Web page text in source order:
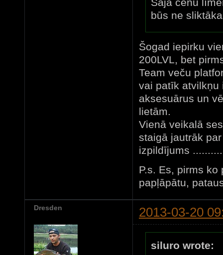
Šajā cenu
būs ne
Šogad iepirku
200LVL, bet
Team veču
vai patīk atvilkņu
aksesuārus un
lietām.
Vienā veikalā
staigā jautrāk
izpildījums
P.s. Es, pirms
papļāpātu,
Dresden 2013-03-20
siluro wrote: